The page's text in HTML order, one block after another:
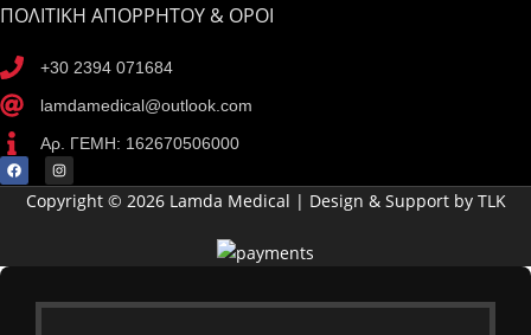
ΠΟΛΙΤΙΚΗ ΑΠΟΡΡΗΤΟΥ & ΟΡΟΙ
+30 2394 071684
lamdamedical@outlook.com
Αρ. ΓΕΜΗ: 162670506000
Copyright © 2026 Lamda Medical | Design & Support by TLK